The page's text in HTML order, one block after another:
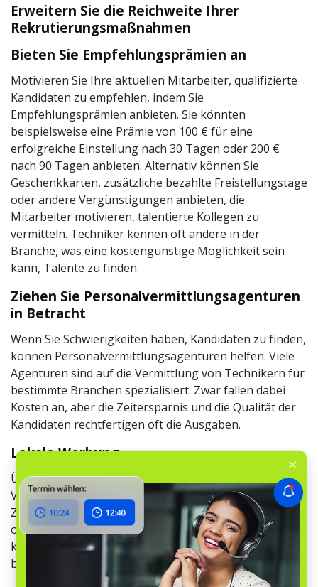
Erweitern Sie die Reichweite Ihrer
Rekrutierungsmaßnahmen
Bieten Sie Empfehlungsprämien an
Motivieren Sie Ihre aktuellen Mitarbeiter, qualifizierte
Kandidaten zu empfehlen, indem Sie
Empfehlungsprämien anbieten. Sie könnten
beispielsweise eine Prämie von 100 € für eine
erfolgreiche Einstellung nach 30 Tagen oder 200 €
nach 90 Tagen anbieten. Alternativ können Sie
Geschenkkarten, zusätzliche bezahlte Freistellungstage
oder andere Vergünstigungen anbieten, die
Mitarbeiter motivieren, talentierte Kollegen zu
vermitteln. Techniker kennen oft andere in der
Branche, was eine kostengünstige Möglichkeit sein
kann, Talente zu finden.
Ziehen Sie Personalvermittlungsagenturen
in Betracht
Wenn Sie Schwierigkeiten haben, Kandidaten zu finden,
können Personalvermittlungsagenturen helfen. Viele
Agenturen sind auf die Vermittlung von Technikern für
bestimmte Branchen spezialisiert. Zwar fallen dabei
Kosten an, aber die Zeitersparnis und die Qualität der
Kandidaten rechtfertigen oft die Ausgaben.
Lokale Werbung
Übersehen Sie nicht die traditionellen Werbemethoden.
Veröffentlichen Sie Stellenanzeigen in lokalen
Zeitungen, auf schwarzen Brettern in der Gemeinde
oder über lokale Radiosender. Diese Kanäle können in
kleinen Städten oder eng verbundenen Gemeinden
besonders effektiv sein.